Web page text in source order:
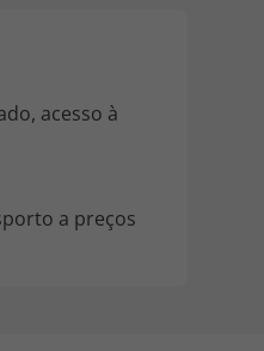
acesso à
a preços